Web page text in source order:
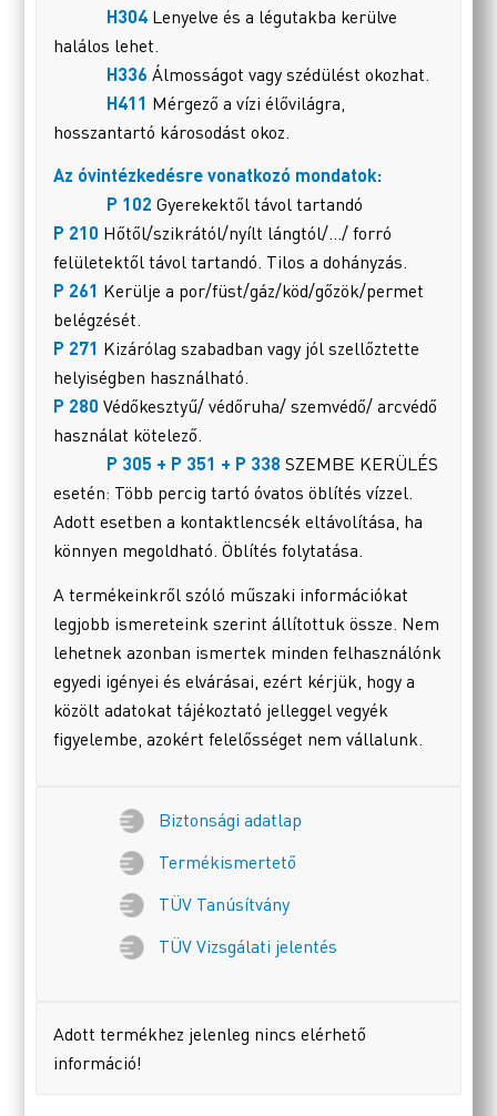
H304 Lenyelve és a légutakba kerülve
halálos lehet.
H336Álmosságot vagy szédülést okozhat.
H411 Mérgező a vízi élővilágra,
hosszantartó károsodást okoz.
Az óvintézkedésre vonatkozó mondatok:
P 102 Gyerekektől távol tartandó
P 210 Hőtől/szikrától/nyílt lángtól/…/ forró
felületektől távol tartandó. Tilos a dohányzás.
P 261 Kerülje a por/füst/gáz/köd/gőzök/permet
belégzését.
P 271 Kizárólag szabadban vagy jól szellőztette
helyiségben használható.
P 280 Védőkesztyű/ védőruha/ szemvédő/ arcvédő
használat kötelező.
P 305 + P 351 + P 338 SZEMBE KERÜLÉS
esetén: Több percig tartó óvatos öblítés vízzel.
Adott esetben a kontaktlencsék eltávolítása, ha
könnyen megoldható. Öblítés folytatása.
A termékeinkről szóló műszaki információkat
legjobb ismereteink szerint állítottuk össze. Nem
lehetnek azonban ismertek minden felhasználónk
egyedi igényei és elvárásai, ezért kérjük, hogy a
közölt adatokat tájékoztató jelleggel vegyék
figyelembe, azokért felelősséget nem vállalunk.
Biztonsági adatlap
Termékismertető
TÜV Tanúsítvány
TÜV Vizsgálati jelentés
Adott termékhez jelenleg nincs elérhető
információ!